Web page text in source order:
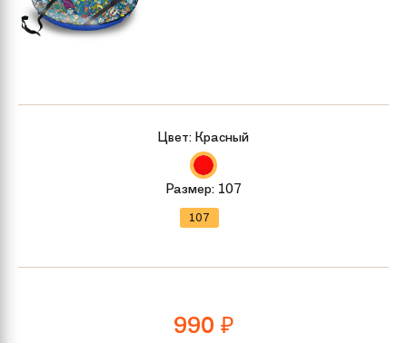
990 ₽
Цвет: Красный
Размер: 107
107